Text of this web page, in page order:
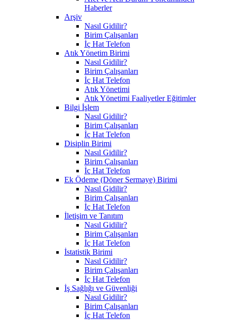
Haberler
Arşiv
Nasıl Gidilir?
Birim Çalışanları
İç Hat Telefon
Atık Yönetim Birimi
Nasıl Gidilir?
Birim Çalışanları
İç Hat Telefon
Atık Yönetimi
Atık Yönetimi Faaliyetler Eğitimler
Bilgi İşlem
Nasıl Gidilir?
Birim Çalışanları
İç Hat Telefon
Disiplin Birimi
Nasıl Gidilir?
Birim Çalışanları
İç Hat Telefon
Ek Ödeme (Döner Sermaye) Birimi
Nasıl Gidilir?
Birim Çalışanları
İç Hat Telefon
İletişim ve Tanıtım
Nasıl Gidilir?
Birim Çalışanları
İç Hat Telefon
İstatistik Birimi
Nasıl Gidilir?
Birim Çalışanları
İç Hat Telefon
İş Sağlığı ve Güvenliği
Nasıl Gidilir?
Birim Çalışanları
İç Hat Telefon